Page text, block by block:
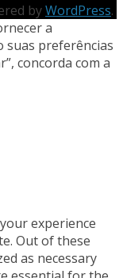
byWordPress.
a
suas preferências
concorda com a
experience
Out of these
as necessary